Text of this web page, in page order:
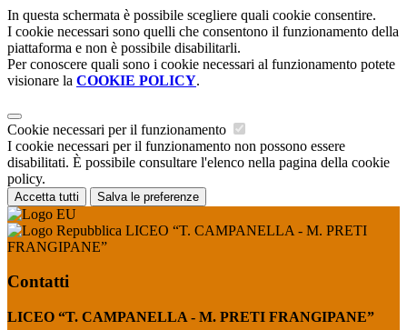
In questa schermata è possibile scegliere quali cookie consentire.
I cookie necessari sono quelli che consentono il funzionamento della
piattaforma e non è possibile disabilitarli.
Per conoscere quali sono i cookie necessari al funzionamento potete
visionare la COOKIE POLICY.
Cookie necessari per il funzionamento
I cookie necessari per il funzionamento non possono essere
disabilitati. È possibile consultare l'elenco nella pagina della cookie
policy.
Accetta tutti Salva le preferenze
LICEO “T. CAMPANELLA - M. PRETI
FRANGIPANE”
Contatti
LICEO “T. CAMPANELLA - M. PRETI FRANGIPANE”